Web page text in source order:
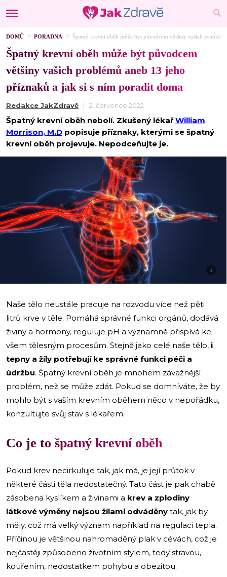
DOMŮ PORADNA Špatný krevní oběh může být původcem většiny vašich
Špatný krevní oběh může být původcem
většiny vašich problémů aneb 13 jeho
příznaků a jak si s ním poradit doma
Redakce JakZdravě 2. července 2022
Špatný krevní oběh nebolí. Zkušený lékařWilliam
Morrison, M.D popisuje příznaky, kterými se špatný
krevní oběh projevuje. Nepodceňujte je.
i
Naše tělo neustále pracuje na rozvodu více než pěti
litrů krve v těle. Pomáhá správné funkci orgánů, dodává
živiny a hormony, reguluje pH a významně přispívá ke
všem tělesným procesům. Stejně jako celé naše tělo, i
tepny a žíly potřebují ke správné funkci péči a
údržbu. Špatný krevní oběh je mnohem závažnější
problém, než se může zdát. Pokud se domníváte, že by
mohlo být s vaším krevním oběhem něco v nepořádku,
konzultujte svůj stav s lékařem.
Co je to špatný krevní oběh
Pokud krev necirkuluje tak, jak má, je její průtok v
některé části těla nedostatečný. Tato část je pak chabě
zásobena kyslíkem a živinami a krev a zplodiny
látkové výměny nejsou žílami odváděny tak, jak by
měly, což má velký význam například na regulaci tepla.
Příčinou je většinou nahromaděný plak v cévách, což je
nejčastěji způsobeno životním stylem, tedy stravou,
kouřením, nedostatkem pohybu a obezitou.